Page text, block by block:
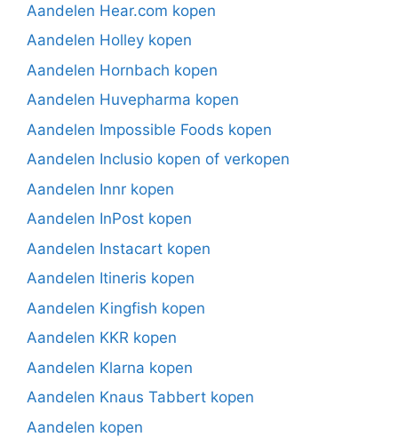
Aandelen Hear.com kopen
Aandelen Holley kopen
Aandelen Hornbach kopen
Aandelen Huvepharma kopen
Aandelen Impossible Foods kopen
Aandelen Inclusio kopen of verkopen
Aandelen Innr kopen
Aandelen InPost kopen
Aandelen Instacart kopen
Aandelen Itineris kopen
Aandelen Kingfish kopen
Aandelen KKR kopen
Aandelen Klarna kopen
Aandelen Knaus Tabbert kopen
Aandelen kopen